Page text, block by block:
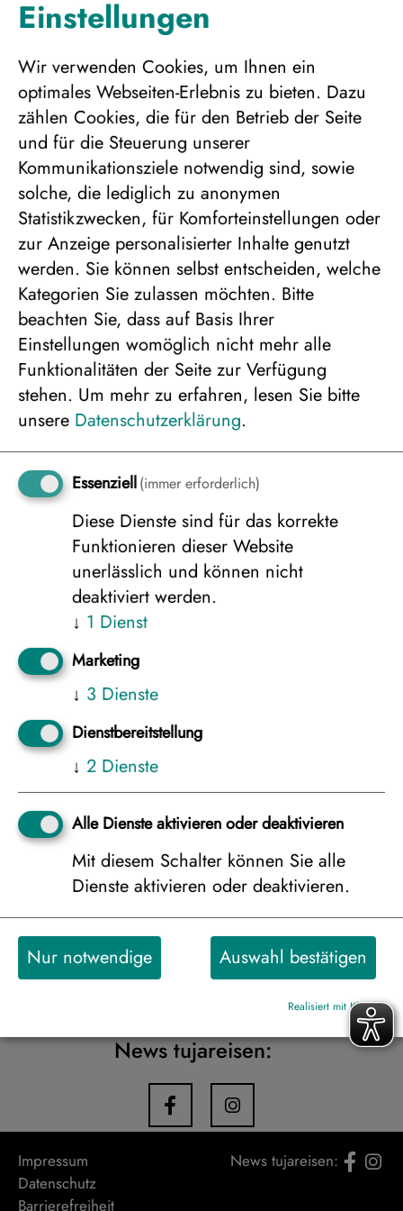
Dauer:
5 Tage
Angebotsnummer:
253631
Bitte wählen Sie die
Personenanzahl für die
gewünschte
Unterbringung
Bungalow 4er Belegung
Bungalow 3er Belegung
2.355 €
Bungalow 2er Belegung
Weitere Unterkünfte anzeigen
Zurück
weiter zur
Buchungsanfrage
Diese Reise empfehlen:
News tujareisen:
Impressum
Datenschutz
Barrierefreiheit
News tujareisen:
Einstellungen
Wir verwenden Cookies, um Ihnen ein
optimales Webseiten-Erlebnis zu bieten. Dazu
zählen Cookies, die für den Betrieb der Seite
und für die Steuerung unserer
Kommunikationsziele notwendig sind, sowie
solche, die lediglich zu anonymen
Statistikzwecken, für Komforteinstellungen oder
zur Anzeige personalisierter Inhalte genutzt
werden. Sie können selbst entscheiden, welche
Kategorien Sie zulassen möchten. Bitte
beachten Sie, dass auf Basis Ihrer
Einstellungen womöglich nicht mehr alle
Funktionalitäten der Seite zur Verfügung
stehen. Um mehr zu erfahren, lesen Sie bitte
unsere Datenschutzerklärung.
Essenziell(immer erforderlich)
Diese Dienste sind für das korrekte
Funktionieren dieser Website
unerlässlich und können nicht
deaktiviert werden.
↓ 1 Dienst
Marketing
↓ 3 Dienste
Dienstbereitstellung
↓ 2 Dienste
Alle Dienste aktivieren oder deaktivieren
Mit diesem Schalter können Sie alle
Dienste aktivieren oder deaktivieren.
Nur notwendige Auswahl bestätigen
Realisiert mit Klaro!